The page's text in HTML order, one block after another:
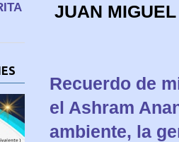
JUAN
Recuerdo de
el Ashram
ambiente, la